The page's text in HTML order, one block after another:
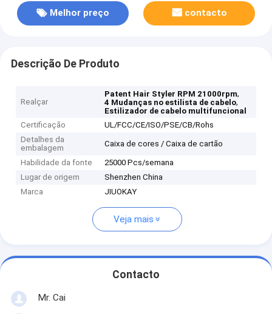
Melhor preço contacto
Descrição De Produto
Realçar
Patent Hair Styler RPM 21000rpm,
4 Mudanças no estilista de cabelo,
Estilizador de cabelo multifuncional
Certificação
UL/FCC/CE/ISO/PSE/CB/Rohs
Detalhes da
embalagem
Caixa de cores / Caixa de cartão
Habilidade da fonte
25000 Pcs/semana
Lugar de origem
Shenzhen China
Marca
JIUOKAY
Veja mais
Contacto
Mr. Cai